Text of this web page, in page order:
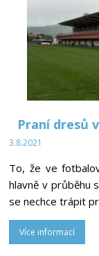
Praní dresů
3.8.2021
To, že ve
hlavně v průběhu
se nechce trápit
Více informací